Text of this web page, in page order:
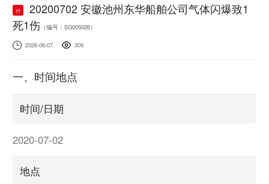
付
20200702 安徽池州东华船舶公司气体闪爆致1
死1伤 （编号：SG005026）
2026-06-07 309
一、时间地点
时间/日期
2020-07-02
地点